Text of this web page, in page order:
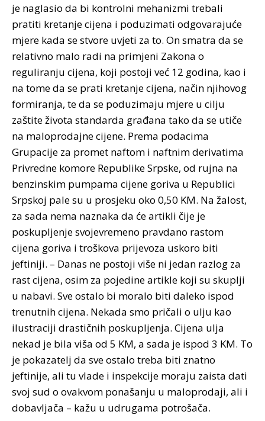
je naglasio da bi kontrolni mehanizmi trebali
pratiti kretanje cijena i poduzimati odgovarajuće
mjere kada se stvore uvjeti za to. On smatra da se
relativno malo radi na primjeni Zakona o
reguliranju cijena, koji postoji već 12 godina, kao i
na tome da se prati kretanje cijena, način njihovog
formiranja, te da se poduzimaju mjere u cilju
zaštite života standarda građana tako da se utiče
na maloprodajne cijene. Prema podacima
Grupacije za promet naftom i naftnim derivatima
Privredne komore Republike Srpske, od rujna na
benzinskim pumpama cijene goriva u Republici
Srpskoj pale su u prosjeku oko 0,50 KM. Na žalost,
za sada nema naznaka da će artikli čije je
poskupljenje svojevremeno pravdano rastom
cijena goriva i troškova prijevoza uskoro biti
jeftiniji. – Danas ne postoji više ni jedan razlog za
rast cijena, osim za pojedine artikle koji su skuplji
u nabavi. Sve ostalo bi moralo biti daleko ispod
trenutnih cijena. Nekada smo pričali o ulju kao
ilustraciji drastičnih poskupljenja. Cijena ulja
nekad je bila viša od 5 KM, a sada je ispod 3 KM. To
je pokazatelj da sve ostalo treba biti znatno
jeftinije, ali tu vlade i inspekcije moraju zaista dati
svoj sud o ovakvom ponašanju u maloprodaji, ali i
dobavljača – kažu u udrugama potrošača.